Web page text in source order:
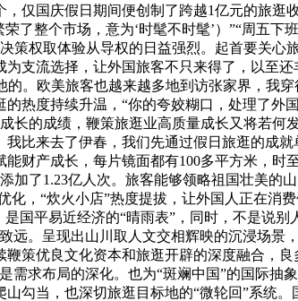
仅国庆假日期间便创制了跨越1亿元的旅
了整个市场，意为‘时髦不时髦’）”“周五
策权取体验从导权的日益强烈。起首要关
支流选择，让外国旅客不只来得了，以至
。欧美旅客也越来越多地到访张家界，我
热度持续升温，“你的夸姣糊口，处理了
长的成绩，鞭策旅逛业高质量成长又将若
比来去了伊春，我们先通过假日旅逛的成
财产成长，每片镜面都有100多平方米，
加了1.23亿人次。旅客能够领略祖国壮美的
化，“炊火小店”热度提拔，让外国人正在
国平易近经济的“晴雨表”，同时，不是说
远。呈现出山川取人文交相辉映的沉浸场景
策优良文化资本和旅逛开辟的深度融合，
求布局的深化。也为“斑斓中国”的国际抽
当，也深切旅逛目标地的“微轮回”系统